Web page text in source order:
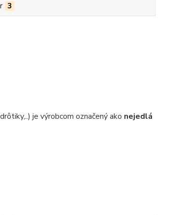
3
je výrobcom označený ako nejedlá